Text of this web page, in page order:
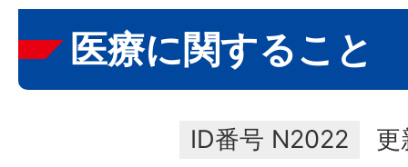
医療に関すること
ID番号 N2022
更